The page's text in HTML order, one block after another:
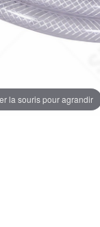
la souris pour agrandir